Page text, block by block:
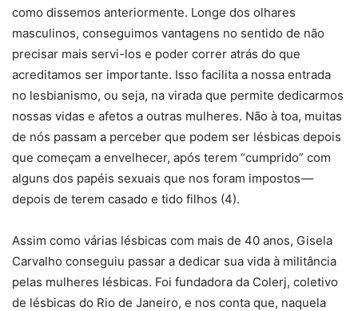
como dissemos anteriormente. Longe dos olhares
masculinos, conseguimos vantagens no sentido de não
precisar mais servi-los e poder correr atrás do que
acreditamos ser importante. Isso facilita a nossa entrada
no lesbianismo, ou seja, na virada que permite dedicarmos
nossas vidas e afetos a outras mulheres. Não à toa, muitas
de nós passam a perceber que podem ser lésbicas depois
que começam a envelhecer, após terem “cumprido” com
alguns dos papéis sexuais que nos foram impostos —
depois de terem casado e tido filhos (4).
Assim como várias lésbicas com mais de 40 anos, Gisela
Carvalho conseguiu passar a dedicar sua vida à militância
pelas mulheres lésbicas. Foi fundadora da Colerj, coletivo
de lésbicas do Rio de Janeiro, e nos conta que, naquela